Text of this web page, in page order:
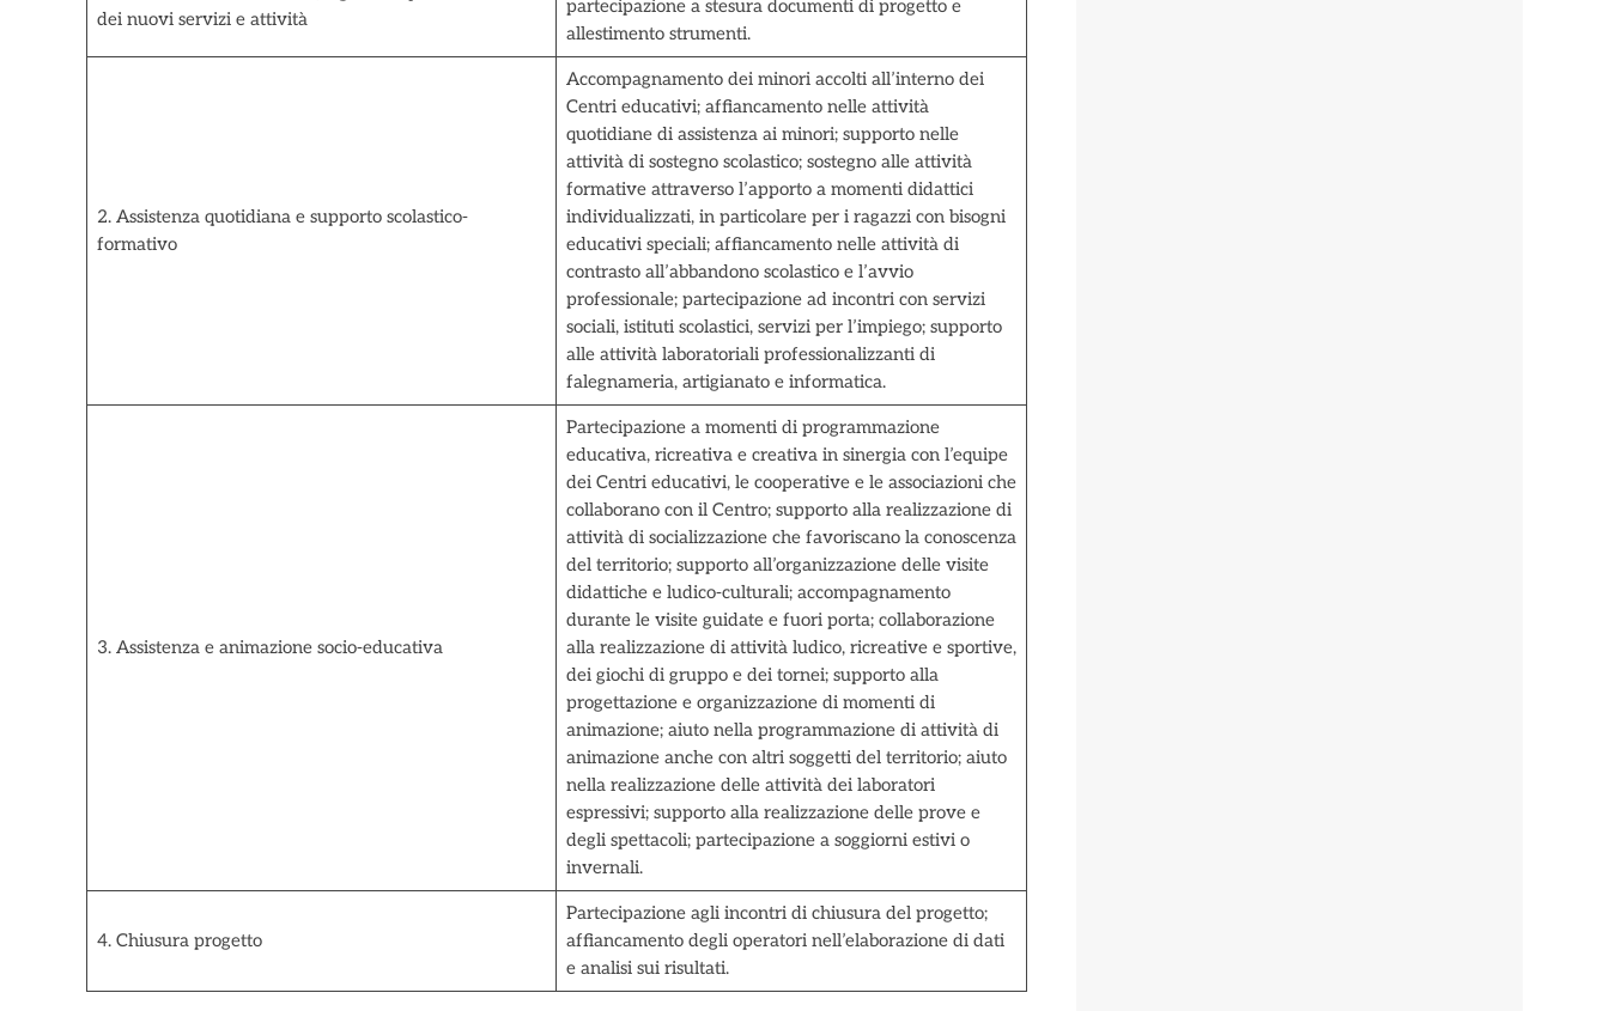
dei nuovi servizi e attività
partecipazione a stesura documenti di progetto e
allestimento strumenti.
2. Assistenza quotidiana e supporto scolastico-
formativo
Accompagnamento dei minori accolti all’interno dei
Centri educativi; affiancamento nelle attività
quotidiane di assistenza ai minori; supporto nelle
attività di sostegno scolastico; sostegno alle attività
formative attraverso l’apporto a momenti didattici
individualizzati, in particolare per i ragazzi con bisogni
educativi speciali; affiancamento nelle attività di
contrasto all’abbandono scolastico e l’avvio
professionale; partecipazione ad incontri con servizi
sociali, istituti scolastici, servizi per l’impiego; supporto
alle attività laboratoriali professionalizzanti di
falegnameria, artigianato e informatica.
3. Assistenza e animazione socio-educativa
Partecipazione a momenti di programmazione
educativa, ricreativa e creativa in sinergia con l’equipe
dei Centri educativi, le cooperative e le associazioni che
collaborano con il Centro; supporto alla realizzazione di
attività di socializzazione che favoriscano la conoscenza
del territorio; supporto all’organizzazione delle visite
didattiche e ludico-culturali; accompagnamento
durante le visite guidate e fuori porta; collaborazione
alla realizzazione di attività ludico, ricreative e sportive,
dei giochi di gruppo e dei tornei; supporto alla
progettazione e organizzazione di momenti di
animazione; aiuto nella programmazione di attività di
animazione anche con altri soggetti del territorio; aiuto
nella realizzazione delle attività dei laboratori
espressivi; supporto alla realizzazione delle prove e
degli spettacoli; partecipazione a soggiorni estivi o
invernali.
4. Chiusura progetto
Partecipazione agli incontri di chiusura del progetto;
affiancamento degli operatori nell’elaborazione di dati
e analisi sui risultati.